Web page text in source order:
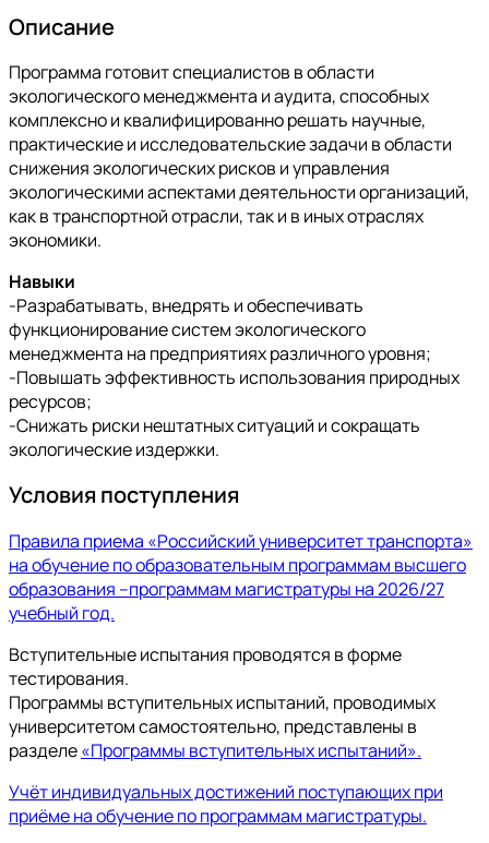
Описание
Программа готовит специалистов в области
экологического менеджмента и аудита, способных
комплексно и квалифицированно решать научные,
практические и исследовательские задачи в области
снижения экологических рисков и управления
экологическими аспектами деятельности организаций,
как в транспортной отрасли, так и в иных отраслях
экономики.
Навыки
-Разрабатывать, внедрять и обеспечивать
функционирование систем экологического
менеджмента на предприятиях различного уровня;
-Повышать эффективность использования природных
ресурсов;
-Снижать риски нештатных ситуаций и сокращать
экологические издержки.
Условия поступления
Правила приема «Российский университет транспорта»
на обучение по образовательным программам высшего
образования –программам магистратуры на 2026/27
учебный год.
Вступительные испытания проводятся в форме
тестирования.
Программы вступительных испытаний, проводимых
университетом самостоятельно, представлены в
разделе«Программы вступительных испытаний».
Учёт индивидуальных достижений поступающих при
приёме на обучение по программам магистратуры.